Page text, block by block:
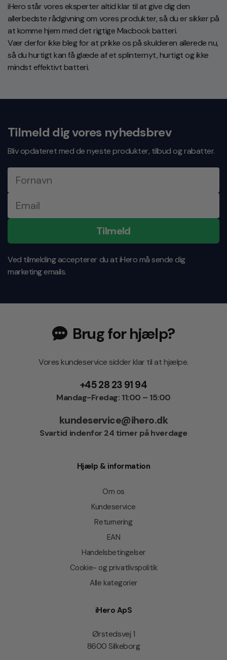
iHero står vores eksperter altid klar til at give dig den
allerbedste rådgivning om vores produkter, så du er sikker på
at komme hjem med det rigtige Macbook batteri.
Vær derfor ikke bleg for at prikke os på skulderen allerede nu,
så du hurtigt kan få glæde af et splinternyt, hurtigt og ikke
mindst effektivt batteri.
Tilmeld dig vores nyhedsbrev
Bliv opdateret med de nyeste produkter, tilbud og rabatter.
Tilmeld
Ved tilmelding accepterer du at iHero må sende dig
marketing emails.
Brug for hjælp?
Vores kundeservice sidder klar til at hjælpe.
+45 28 23 91 94
Mandag-Fredag: 11:00 – 15:00
kundeservice@ihero.dk
Svartid indenfor 24 timer på hverdage
Hjælp & information
Om os
Kundeservice
Returnering
EAN
Handelsbetingelser
Cookie- og privatlivspolitik
Alle kategorier
iHero ApS
Ørstedsvej 1
8600 Silkeborg